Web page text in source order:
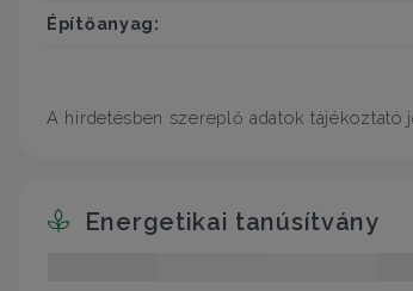
Építőanyag:
A hirdetésben szereplő adatok tájékoztató
Energetikai tanúsítvány